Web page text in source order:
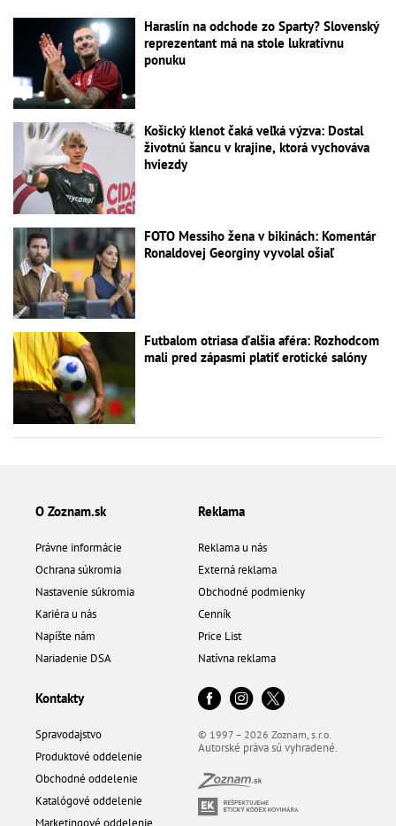
Haraslín na odchode zo Sparty? Slovenský
reprezentant má na stole lukratívnu
ponuku
Košický klenot čaká veľká výzva: Dostal
životnú šancu v krajine, ktorá vychováva
hviezdy
FOTO Messiho žena v bikinách: Komentár
Ronaldovej Georginy vyvolal ošiaľ
Futbalom otriasa ďalšia aféra: Rozhodcom
mali pred zápasmi platiť erotické salóny
O Zoznam.sk
Právne informácie
Ochrana súkromia
Nastavenie súkromia
Kariéra u nás
Napíšte nám
Nariadenie DSA
Reklama
Reklama u nás
Externá reklama
Obchodné podmienky
Cenník
Price List
Natívna reklama
Kontakty
Spravodajstvo
Produktové oddelenie
Obchodné oddelenie
Katalógové oddelenie
Marketingové oddelenie
© 1997 – 2026 Zoznam, s.r.o.
Autorské práva sú vyhradené.